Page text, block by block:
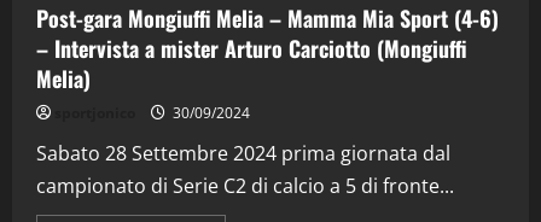
Post-gara Mongiuffi Melia – Mamma Mia Sport (4-6)
– Intervista a mister Arturo Carciotto (Mongiuffi
Melia)
30/09/2024
Sabato 28 Settembre 2024 prima giornata dal
campionato di Serie C2 di calcio a 5 di fronte...
2
“SportEmpire” in Podcast: 29^ Puntata
(Martedi 28 Aprile 2026)
28/04/2026